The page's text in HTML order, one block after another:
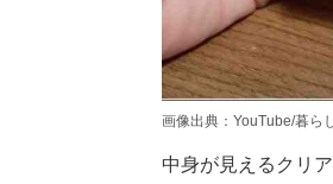
画像出典：YouTube/暮ら
中身が見えるクリ